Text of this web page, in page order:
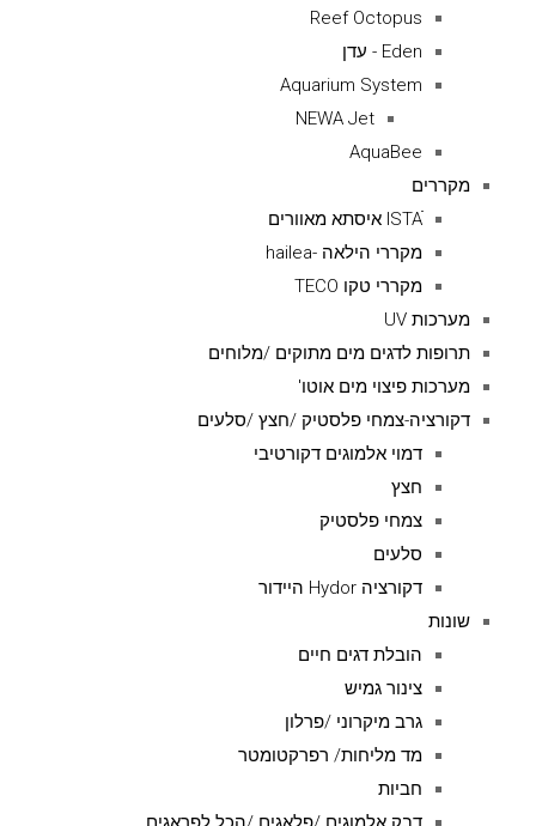
Reef Octopus
Eden - עדן
Aquarium System
NEWA Jet
AquaBee
מקררים
ISTAׁׂ איסתא מאוורים
מקררי הילאה -hailea
מקררי טקו TECO
מערכות UV
תרופות לדגים מים מתוקים /מלוחים
מערכות פיצוי מים אוטו'
דקורציה-צמחי פלסטיק /חצץ /סלעים
דמוי אלמוגים דקורטיבי
חצץ
צמחי פלסטיק
סלעים
דקורציה Hydor היידור
שונות
הובלת דגים חיים
צינור גמיש
גרב מיקרוני /פרלון
מד מליחות/ רפרקטומטר
חביות